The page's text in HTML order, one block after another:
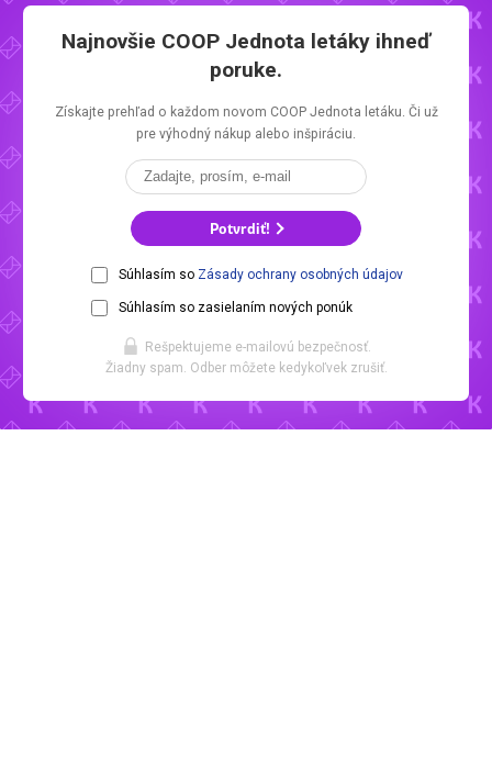
Najnovšie COOP Jednota letáky ihneď
poruke.
Získajte prehľad o každom novom COOP Jednota letáku. Či už
pre výhodný nákup alebo inšpiráciu.
Potvrdiť!
Súhlasím so Zásady ochrany osobných údajov
Súhlasím so zasielaním nových ponúk
Rešpektujeme e-mailovú bezpečnosť.
Žiadny spam. Odber môžete kedykoľvek zrušiť.